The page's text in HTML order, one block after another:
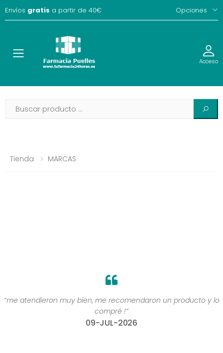
Envíos gratis a partir de 40€ Opciones
Toggle Acceso
Tienda MARCAS
“me atendieron muy bien, me recomendaron un producto y lo
compré !”
09-JUL-2026